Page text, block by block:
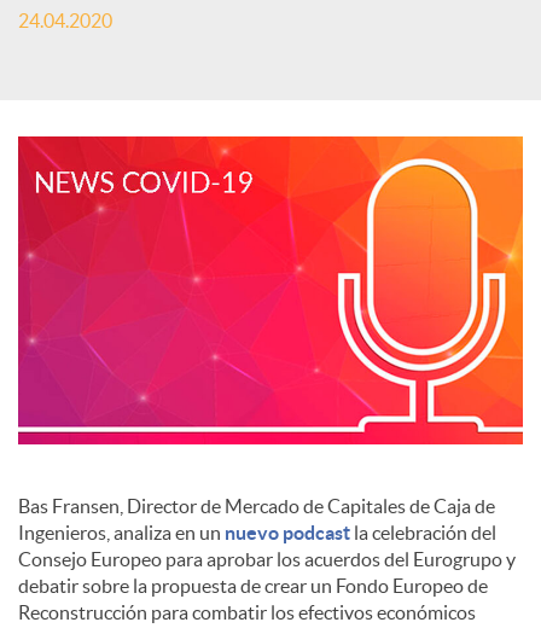
s
S
o
c
i
a
l
e
24.04.2020
Bas Fransen, Director de Mercado de Capitales de Caja de
Ingenieros, analiza en un nuevo podcast la celebración del
Consejo Europeo para aprobar los acuerdos del Eurogrupo y
debatir sobre la propuesta de crear un Fondo Europeo de
Reconstrucción para combatir los efectivos económicos